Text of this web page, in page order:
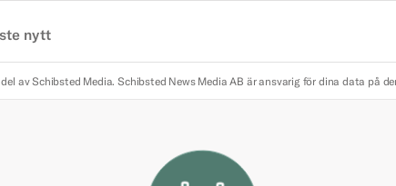
nytt
av Schibsted Media. Schibsted News Media AB är ansvarig för dina data på